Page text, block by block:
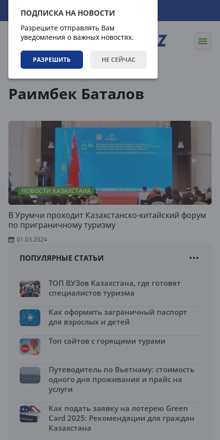
ПОДПИСКА НА НОВОСТИ
Разрешите отправлять Вам
уведомления о важных новостях.
РАЗРЕШИТЬ НЕ СЕЙЧАС
08.08.2026 00:03:19
Раимбек Баталов
НОВОСТИ КАЗАХСТАНА
В Урумчи проходит Казахстанско-китайский форум
по приграничному туризму
01.03.2024
ПОПУЛЯРНЫЕ СТАТЬИ
ТОП ВУЗов Казахстана, где готовят
специалистов туризма
Как оформить заграничный паспорт
для взрослых и детей
Топ сайтов с горящими турами
Путеводитель по Вьетнаму: стоимость
одного дня проживания и прайс на
услуги
Как подать заявку на лотерею Green
Card 2025: Рекомендации для граждан
Казахстана